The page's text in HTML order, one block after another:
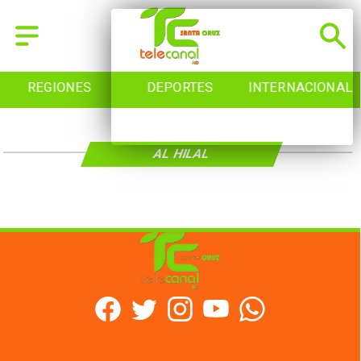
REGIONES DEPORTES INTERNACIONAL
AL HILAL